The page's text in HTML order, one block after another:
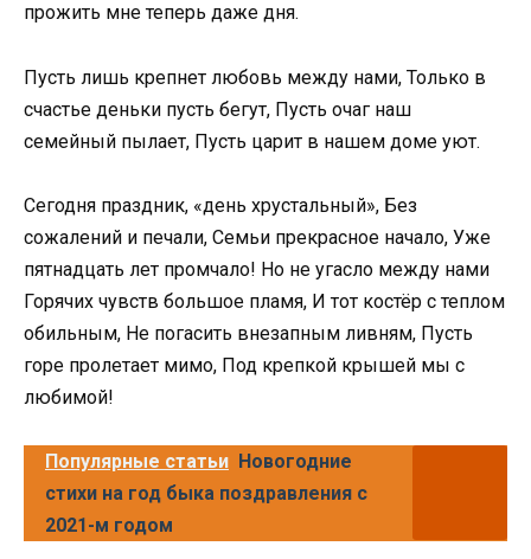
прожить мне теперь даже дня.
Пусть лишь крепнет любовь между нами, Только в
счастье деньки пусть бегут, Пусть очаг наш
семейный пылает, Пусть царит в нашем доме уют.
Сегодня праздник, «день хрустальный», Без
сожалений и печали, Семьи прекрасное начало, Уже
пятнадцать лет промчало! Но не угасло между нами
Горячих чувств большое пламя, И тот костёр с теплом
обильным, Не погасить внезапным ливням, Пусть
горе пролетает мимо, Под крепкой крышей мы с
любимой!
Популярные статьи Новогодние
стихи на год быка поздравления с
2021-м годом